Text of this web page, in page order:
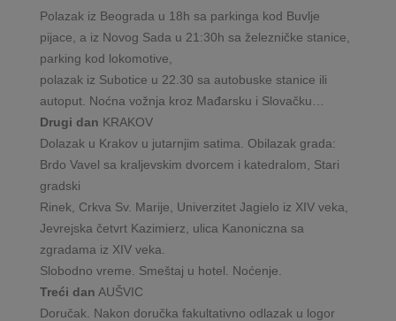
Polazak iz Beograda u 18h sa parkinga kod Buvlje
pijace, a iz Novog Sada u 21:30h sa železničke stanice,
parking kod lokomotive,
polazak iz Subotice u 22.30 sa autobuske stanice ili
autoput. Noćna vožnja kroz Mađarsku i Slovačku…
Drugi dan KRAKOV
Dolazak u Krakov u jutarnjim satima. Obilazak grada:
Brdo Vavel sa kraljevskim dvorcem i katedralom, Stari
gradski
Rinek, Crkva Sv. Marije, Univerzitet Jagielo iz XIV veka,
Jevrejska četvrt Kazimierz, ulica Kanoniczna sa
zgradama iz XIV veka.
Slobodno vreme. Smeštaj u hotel. Noćenje.
Treći dan AUŠVIC
Doručak. Nakon doručka fakultativno odlazak u logor